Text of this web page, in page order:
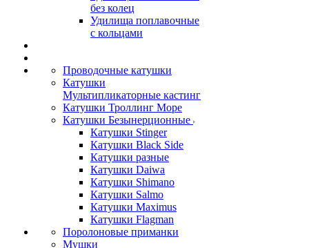
без колец
Удилища поплавочные
с кольцами
Проводочные катушки
Катушки
Мультипликаторные кастинг
Катушки Троллинг Море
Катушки Безынерционные
Катушки Stinger
Катушки Black Side
Катушки разные
Катушки Daiwa
Катушки Shimano
Катушки Salmo
Катушки Maximus
Катушки Flagman
Поролоновые приманки
Мушки